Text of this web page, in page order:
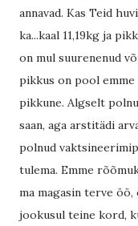
annavad. Kas Teid
ka...kaal 11,19kg ja
on mul suurenenud
pikkus on pool
pikkune. Algselt
saan, aga arstitädi
polnud
tulema. Emme
ma magasin terve
jookusul teine kord,